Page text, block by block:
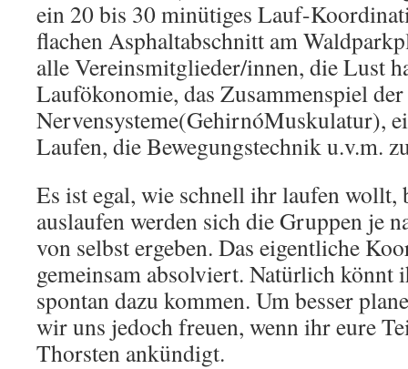
ein 20 bis 30 minütiges Lauf-
flachen Asphaltabschnitt am
alle Vereinsmitglieder/innen, die Lust
Laufökonomie, das Zusammenspiel der
Nervensysteme(GehirnóMuskulatur),
Laufen, die Bewegungstechnik u.v.m.
Es ist egal, wie schnell ihr laufen wollt,
auslaufen werden sich die Gruppen je
von selbst ergeben. Das eigentliche
gemeinsam absolviert. Natürlich könnt
spontan dazu kommen. Um besser
wir uns jedoch freuen, wenn ihr eure
Thorsten ankündigt.